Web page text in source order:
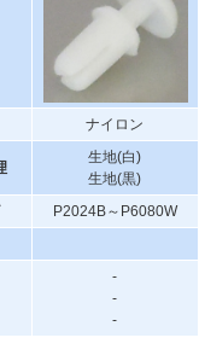
ナイロン
生地(白)
生地(黒)
P2024B～P6080W
-
-
-